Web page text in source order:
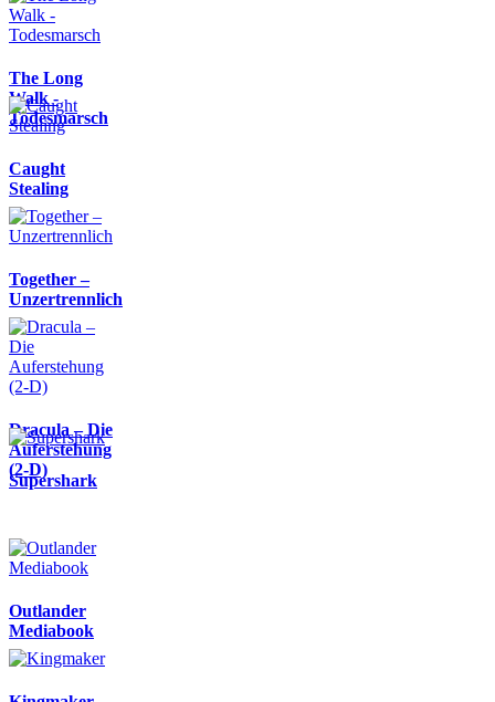
The Long
Walk -
Todesmarsch
Caught
Stealing
Together –
Unzertrennlich
Dracula – Die
Auferstehung
(2-D)
Supershark
Outlander
Mediabook